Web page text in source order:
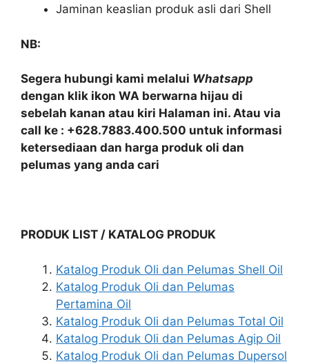
Jaminan keaslian produk asli dari Shell
NB:
Segera hubungi kami melalui Whatsapp
dengan klik ikon WA berwarna hijau di
sebelah kanan atau kiri Halaman ini. Atau via
call ke : +628.7883.400.500 untuk informasi
ketersediaan dan harga produk oli dan
pelumas yang anda cari
PRODUK LIST / KATALOG PRODUK
Katalog Produk Oli dan Pelumas Shell Oil
Katalog Produk Oli dan Pelumas
Pertamina Oil
Katalog Produk Oli dan Pelumas Total Oil
Katalog Produk Oli dan Pelumas Agip Oil
Katalog Produk Oli dan Pelumas Dupersol